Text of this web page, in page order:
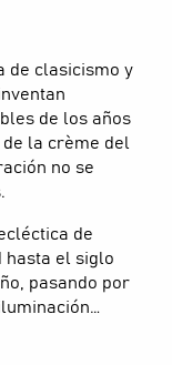
de clasicismo y
de los años
la crème del
no se
de
hasta el siglo
pasando por